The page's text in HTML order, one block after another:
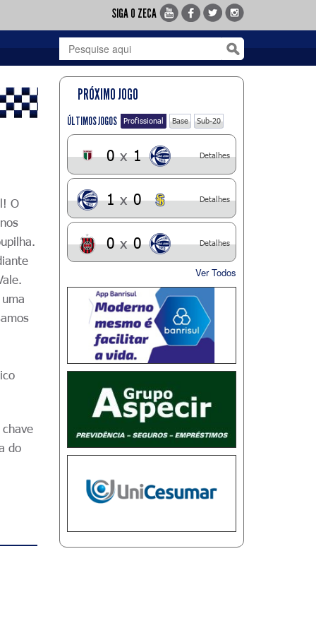
SIGA O ZECA
O
do
PRÓXIMO JOGO
ÚLTIMOS JOGOS Profissional Base Sub-20
0 x 1 Detalhes
1 x 0 Detalhes
0 x 0 Detalhes
Ver Todos